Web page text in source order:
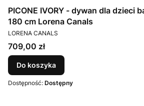
PICONE IVORY - dywan dla dzieci
180 cm Lorena Canals
PRODUCENT
LORENA CANALS
Cena
709,00 zł
Do koszyka
Dostępność: Dostępny